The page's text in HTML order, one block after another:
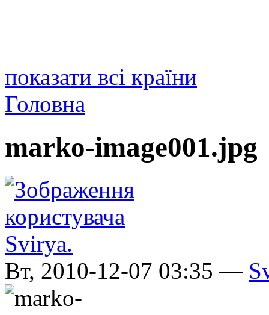
показати всі країни
Головна
marko-image001.jpg
Вт, 2010-12-07 03:35 —